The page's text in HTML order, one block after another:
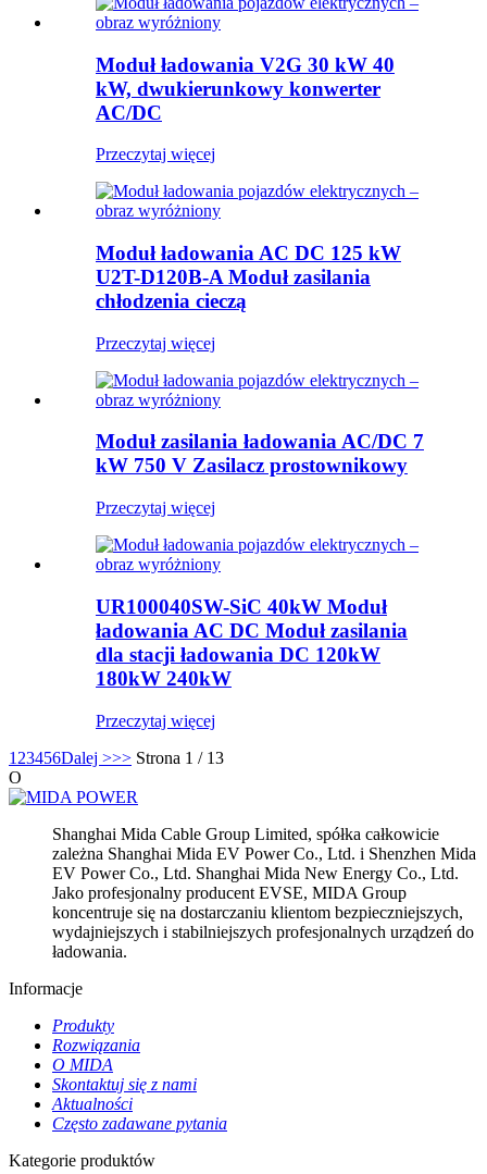
Moduł ładowania V2G 30 kW 40
kW, dwukierunkowy konwerter
AC/DC
Przeczytaj więcej
Moduł ładowania AC DC 125 kW
U2T-D120B-A Moduł zasilania
chłodzenia cieczą
Przeczytaj więcej
Moduł zasilania ładowania AC/DC 7
kW 750 V Zasilacz prostownikowy
Przeczytaj więcej
UR100040SW-SiC 40kW Moduł
ładowania AC DC Moduł zasilania
dla stacji ładowania DC 120kW
180kW 240kW
Przeczytaj więcej
1 23456Dalej >>> Strona 1 / 13
O
Shanghai Mida Cable Group Limited, spółka całkowicie
zależna Shanghai Mida EV Power Co., Ltd. i Shenzhen Mida
EV Power Co., Ltd. Shanghai Mida New Energy Co., Ltd.
Jako profesjonalny producent EVSE, MIDA Group
koncentruje się na dostarczaniu klientom bezpieczniejszych,
wydajniejszych i stabilniejszych profesjonalnych urządzeń do
ładowania.
Informacje
Produkty
Rozwiązania
O MIDA
Skontaktuj się z nami
Aktualności
Często zadawane pytania
Kategorie produktów